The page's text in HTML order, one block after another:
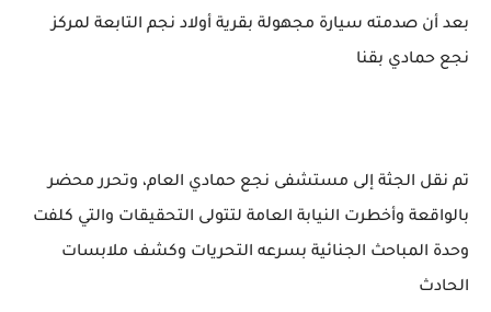
بعد أن صدمته سيارة مجهولة بقرية أولاد نجم التابعة لمركز
نجع حمادي بقنا
تم نقل الجثة إلى مستشفى نجع حمادي العام، وتحرر محضر
بالواقعة وأخطرت النيابة العامة لتتولى التحقيقات والتي كلفت
وحدة المباحث الجنائية بسرعه التحريات وكشف ملابسات
الحادث